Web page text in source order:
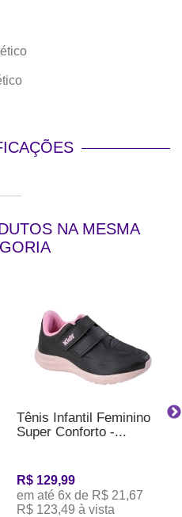
NA MESMA
Tênis Infantil Feminino
Super Conforto -...
R$ 129,99
em até 6x de R$ 21,67
R$ 123,49 à vista